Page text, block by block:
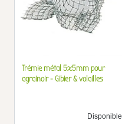
Trémie métal 5x5mm pour
agrainoir - Gibier & volailles
Disponible